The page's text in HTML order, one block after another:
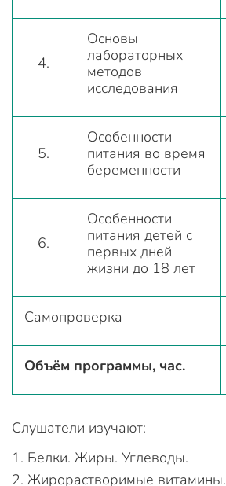
4.
Основы
лабораторных
методов
исследования
5.
Особенности
питания во время
беременности
6.
Особенности
питания детей с
первых дней
жизни до 18 лет
Самопроверка
Объём программы, час.
Слушатели изучают:
Белки. Жиры. Углеводы.
Жирорастворимые витамины.